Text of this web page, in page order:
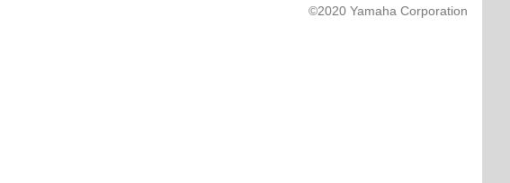
©2020 Yamaha Corporation